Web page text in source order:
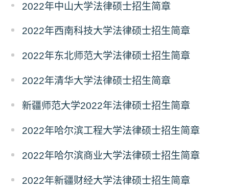
2022年中山大学法律硕士招生简章
2022年西南科技大学法律硕士招生简章
2022年东北师范大学法律硕士招生简章
2022年清华大学法律硕士招生简章
新疆师范大学2022年法律硕士招生简章
2022年哈尔滨工程大学法律硕士招生简章
2022年哈尔滨商业大学法律硕士招生简章
2022年新疆财经大学法律硕士招生简章